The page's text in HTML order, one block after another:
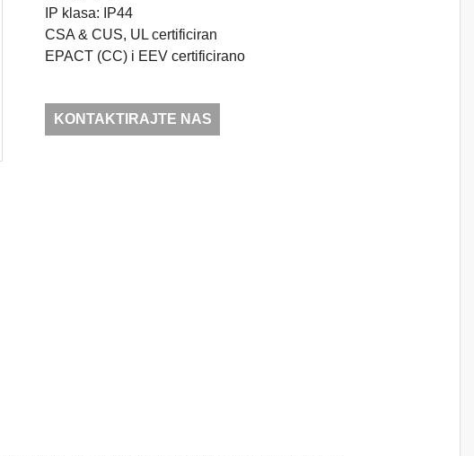
IP klasa: IP44
CSA & CUS, UL certificiran
EPACT (CC) i EEV certificirano
KONTAKTIRAJTE NAS